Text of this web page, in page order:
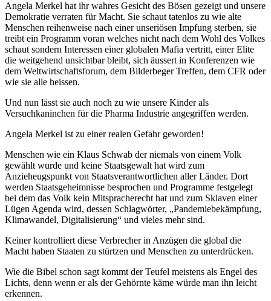
Angela Merkel hat ihr wahres Gesicht des Bösen gezeigt und unsere
Demokratie verraten für Macht. Sie schaut tatenlos zu wie alte
Menschen reihenweise nach einer unseriösen Impfung sterben, sie
treibt ein Programm voran welches nicht nach dem Wohl des Volkes
schaut sondern Interessen einer globalen Mafia vertritt, einer Elite
die weitgehend unsichtbar bleibt, sich äussert in Konferenzen wie
dem Weltwirtschaftsforum, dem Bilderbeger Treffen, dem CFR oder
wie sie alle heissen.
Und nun lässt sie auch noch zu wie unsere Kinder als
Versuchkaninchen für die Pharma Industrie angegriffen werden.
Angela Merkel ist zu einer realen Gefahr geworden!
Menschen wie ein Klaus Schwab der niemals von einem Volk
gewählt wurde und keine Staatsgewalt hat wird zum
Anzieheugspunkt von Staatsverantwortlichen aller Länder. Dort
werden Staatsgeheimnisse besprochen und Programme festgelegt
bei dem das Volk kein Mitspracherecht hat und zum Sklaven einer
Lügen Agenda wird, dessen Schlagwörter, „Pandemiebekämpfung,
Klimawandel, Digitalisierung“ und vieles mehr sind.
Keiner kontrolliert diese Verbrecher in Anzügen die global die
Macht haben Staaten zu stürtzen und Menschen zu unterdrücken.
Wie die Bibel schon sagt kommt der Teufel meistens als Engel des
Lichts, denn wenn er als der Gehörnte käme würde man ihn leicht
erkennen.